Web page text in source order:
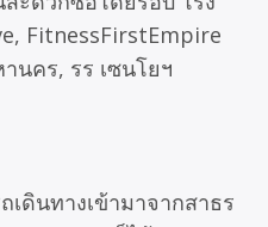
FitnessFirstEmpire
นคร, รร เซนโยฯ
เดินทางเข้ามาจากสาธร